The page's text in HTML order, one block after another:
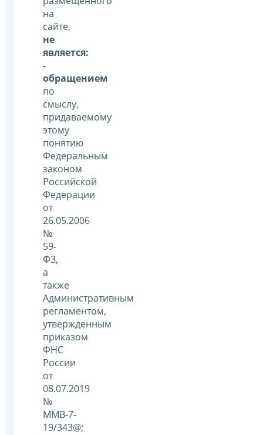
на
сайте,
не
является:
-
обращением
по
смыслу,
придаваемому
этому
понятию
Федеральным
законом
Российской
Федерации
от
26.05.2006
№
59-
ФЗ,
а
также
Административным
регламентом,
утвержденным
приказом
ФНС
России
от
08.07.2019
№
ММВ-7-
19/343@;